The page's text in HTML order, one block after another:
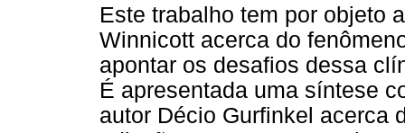
Este trabalho tem por objeto
Winnicott acerca do
apontar os desafios dessa
É apresentada uma síntese
autor Décio Gurfinkel acerca